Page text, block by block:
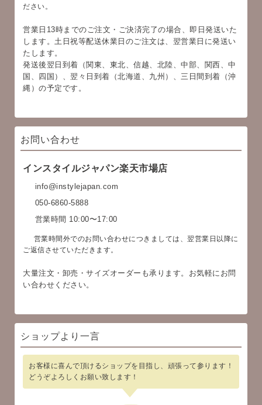
ださい。
営業日13時までのご注文・ご決済完了の場合、即日発送いた
します。土日祝等配送休業日のご注文は、翌営業日に発送い
たします。
発送後翌日到着（関東、東北、信越、北陸、中部、関西、中
国、四国）、翌々日到着（北海道、九州）、三日間到着（沖
縄）の予定です。
お問い合わせ
インスタイルジャパン楽天市場店
info@instylejapan.com
050-6860-5888
営業時間 10:00〜17:00
営業時間外でのお問い合わせにつきましては、翌営業日以降に
ご返信させていただきます。
大量注文・卸売・サイズオーダーも承ります。お気軽にお問
い合わせください。
ショップより一言
お客様に喜んで頂けるショップを目指し、頑張って参ります！
どうぞよろしくお願い致します！